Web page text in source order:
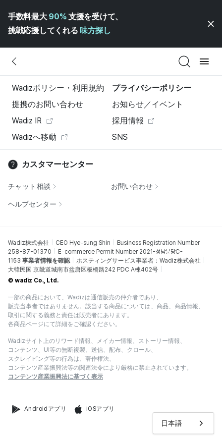
手数料最大 90% 支援を受けて、
挑戦応援してくれる 味方探し
日本語
Wadizポリシー・利用規約
プライバシーポリシー
提携のお問い合わせ
お知らせ／イベント
Wadiz IR
採用情報
Wadizへ移動
SNS
カスタマーセンター
チャット相談 お問い合わせ
ヘルプセンター
Wadiz株式会社 CEO Hye-sung Shin
Business Registration Number
258-87-01370
E-commerce Permit Number 2021-성남분당C-
1153 事業者情報を確認
ホスティングサービス事業者：Wadiz株式会社
大韓民国 京畿道城南市盆唐区板橋路242 PDC A棟402号
© wadiz Co., Ltd.
一部の商品において、Wadizは通信販売の仲介者であり、
販売当事者ではありません。該当する商品については、商品、商品情報、
取引に関する義務と責任は販売者にあります。
各商品ページにて詳細をご確認ください。
Wadizサイト上のリワード情報、メイカー情報、ストーリー情報、
コンテンツ、UI等の無断複製、送信、配布、クロール、
スクレイピング等の行為は、著作権法、
コンテンツ産業振興法等の関連法令により厳格に禁止されています。
コンテンツ産業振興法に基づく表示
Androidアプリ iOSアプリ